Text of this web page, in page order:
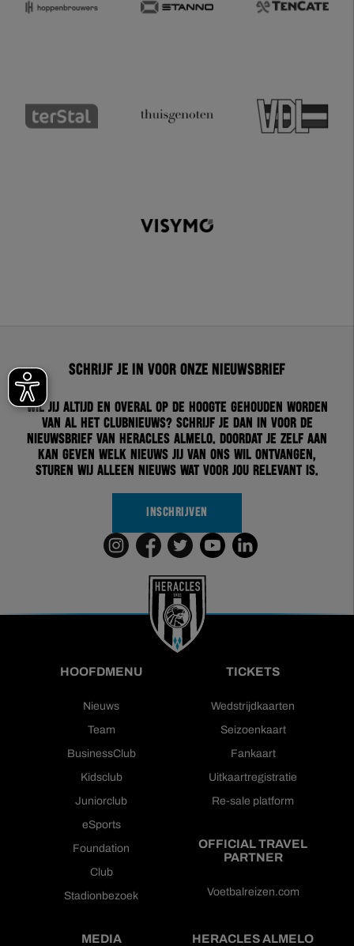
Schrijf je in voor onze nieuwsbrief
Wil jij altijd en overal op de hoogte gehouden worden
van al het clubnieuws? Schrijf je dan in voor de
nieuwsbrief van Heracles Almelo. Doordat je zelf aan
kan geven welk nieuws jij van ons wil ontvangen,
sturen wij alleen nieuws wat voor jou relevant is.
INSCHRIJVEN
HOOFDMENU
Nieuws
Team
BusinessClub
Kidsclub
Juniorclub
eSports
Foundation
Club
Stadionbezoek
TICKETS
Wedstrijdkaarten
Seizoenkaart
Fankaart
Uitkaartregistratie
Re-sale platform
OFFICIAL TRAVEL
PARTNER
Voetbalreizen.com
MEDIA HERACLES ALMELO